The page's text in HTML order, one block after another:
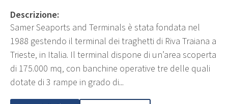
Descrizione:
Samer Seaports and Terminals è stata fondata nel
1988 gestendo il terminal dei traghetti di Riva Traiana a
Trieste, in Italia. Il terminal dispone di un’area scoperta
di 175.000 mq, con banchine operative tre delle quali
dotate di 3 rampe in grado di...